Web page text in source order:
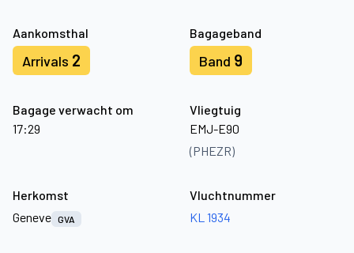
Aankomsthal
Arrivals 2
Bagageband
Band 9
Bagage verwacht om
17:29
Vliegtuig
EMJ-E90
(PHEZR)
Herkomst
Geneve GVA
Vluchtnummer
KL 1934